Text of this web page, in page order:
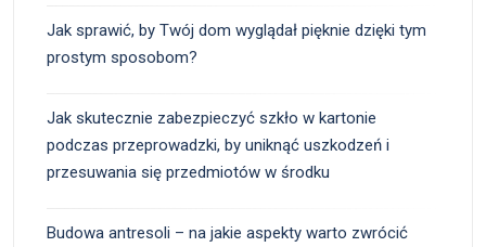
Jak sprawić, by Twój dom wyglądał pięknie dzięki tym
prostym sposobom?
Jak skutecznie zabezpieczyć szkło w kartonie
podczas przeprowadzki, by uniknąć uszkodzeń i
przesuwania się przedmiotów w środku
Budowa antresoli – na jakie aspekty warto zwrócić